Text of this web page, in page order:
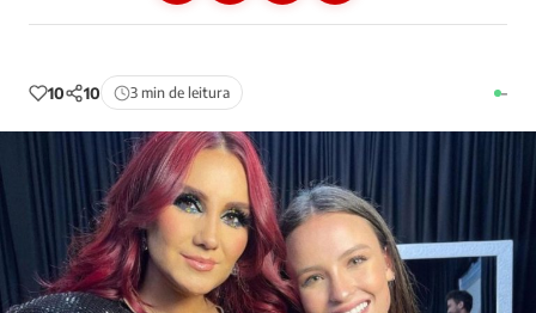
10 10 3 min de leitura –